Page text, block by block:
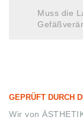
Muss die
GEPRÜFT DURCH
Wir von